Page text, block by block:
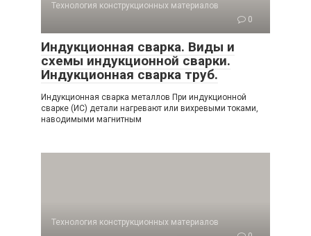
Технология конструкционных материалов
0
Индукционная сварка. Виды и
схемы индукционной сварки.
Индукционная сварка труб.
Индукционная сварка металлов При индукционной
сварке (ИС) детали нагревают или вихревыми токами,
наводимыми магнитным
Технология конструкционных материалов